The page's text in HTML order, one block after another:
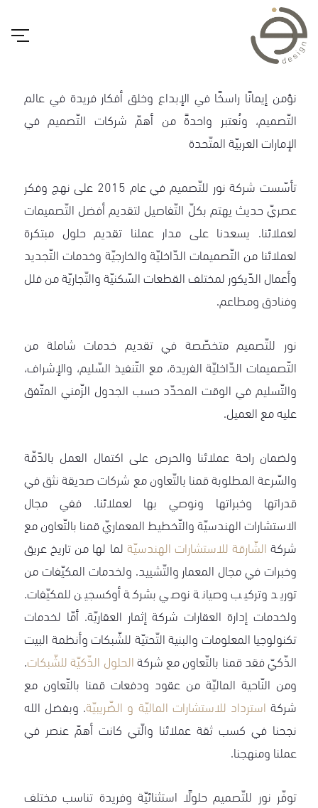
نؤمن إيمانًا راسخًا في الإبداع وخلق أفكار فريدة في عالم
التّصميم، ونُعتبر واحدةً من أهمّ شركات التّصميم في
الإمارات العربيّة المتّحدة
تأسّست شركة نور للتّصميم في عام 2015 على نهج وفكر
عصريّ حديث يهتم بكلّ التّفاصيل لتقديم أفضل التّصميمات
لعملائنا. يسعدنا على مدار عملنا تقديم حلول مبتكرة
لعملائنا من التّصميمات الدّاخليّة والخارجيّة وخدمات التّجديد
وأعمال الدّيكور لمختلف القطعات السّكنيّة والتّجاريّة من فلل
وفنادق ومطاعم.
نور للتّصميم متخصّصة في تقديم خدمات شاملة من
التّصميمات الدّاخليّة الفريدة، مع التّنفيذ السّليم، والإشراف،
والتّسليم في الوقت المحدّد حسب الجدول الزّمني المتّفق
عليه مع العميل.
ولضمان راحة عملائنا والحرص على اكتمال العمل بالدّقّة
والسّرعة المطلوبة قمنا بالتّعاون مع شركات صديقة نثق في
قدراتها وخبراتها ونوصي بها لعملائنا. ففي مجال
الاستشارات الهندسيّة والتّخطيط المعماريّ قمنا بالتّعاون مع
شركة الشّارقة للاستشارات الهندسيّة لما لها من تاريخ عريق
وخبرات في مجال المعمار والتّشييد. ولخدمات المكيّفات من
توريد وتركيب وصيانة نوصي بشركة أوكسجين للمكيّفات.
ولخدمات إدارة العقارات شركة إثمار العقاريّة. أمّا لخدمات
تكنولوجيا المعلومات والبنية التّحتيّة للشّبكات وأنظمة البيت
الذّكيّ فقد قمنا بالتّعاون مع شركةالحلول الذّكيّة للشّبكات.
ومن النّاحية الماليّة من عقود ودفعات قمنا بالتّعاون مع
شركة استرداد للاستشارات الماليّة و الضّريبيّة. وبفضل الله
نجحنا في كسب ثقة عملائنا والّتي كانت أهمّ عنصر في
عملنا ومنهجنا.
توفّر نور للتّصميم حلولًا استثنائيّة وفريدة تناسب مختلف